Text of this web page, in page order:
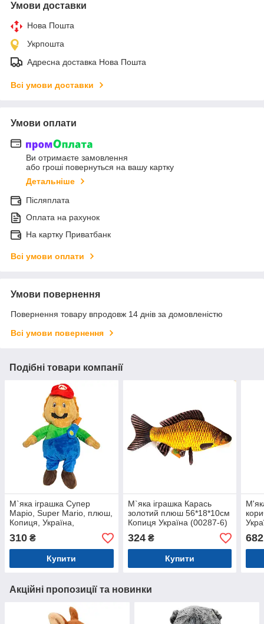
Умови доставки
Нова Пошта
Укрпошта
Адресна доставка Нова Пошта
Всі умови доставки
Умови оплати
Ви отримаєте замовлення
або гроші повернуться на вашу картку
Детальніше
Післяплата
Оплата на рахунок
На картку Приватбанк
Всі умови оплати
Умови повернення
Повернення товару впродовж 14 днів за домовленістю
Всі умови повернення
Подібні товари компанії
М`яка іграшка Супер
Маріо, Super Mario, плюш,
Копиця, Україна,
48*33*11см (00417-322)
310 ₴
Купити
М`яка іграшка Карась
золотий плюш 56*18*10см
Копиця Україна (00287-6)
324₴
Купити
682
Акційні пропозиції та новинки